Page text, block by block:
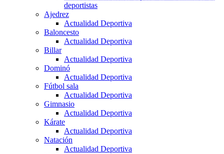
deportistas
Ajedrez
Actualidad Deportiva
Baloncesto
Actualidad Deportiva
Billar
Actualidad Deportiva
Dominó
Actualidad Deportiva
Fútbol sala
Actualidad Deportiva
Gimnasio
Actualidad Deportiva
Kárate
Actualidad Deportiva
Natación
Actualidad Deportiva